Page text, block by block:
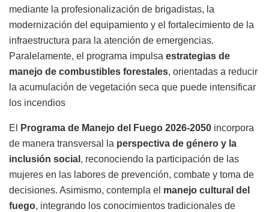
mediante la profesionalización de brigadistas, la
modernización del equipamiento y el fortalecimiento de la
infraestructura para la atención de emergencias.
Paralelamente, el programa impulsa estrategias de
manejo de combustibles forestales, orientadas a reducir
la acumulación de vegetación seca que puede intensificar
los incendios
El Programa de Manejo del Fuego 2026-2050 incorpora
de manera transversal la perspectiva de género y la
inclusión social , reconociendo la participación de las
mujeres en las labores de prevención, combate y toma de
decisiones. Asimismo, contempla el manejo cultural del
fuego, integrando los conocimientos tradicionales de